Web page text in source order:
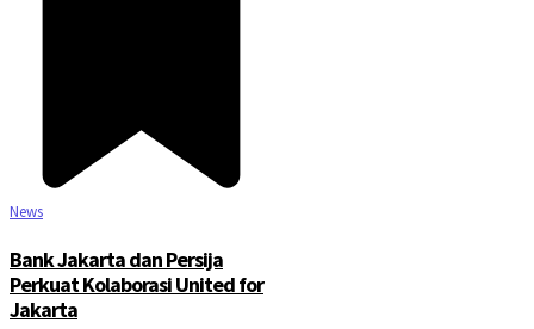
News
Bank Jakarta dan Persija
Perkuat Kolaborasi United for
Jakarta